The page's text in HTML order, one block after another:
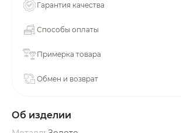
Гарантия качества
Способы оплаты
Примерка товара
Обмен и возврат
Об изделии
недели